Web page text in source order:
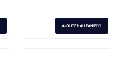
AJOUTER AU PANIER